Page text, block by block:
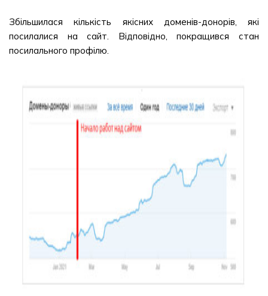
Збільшилася кількість якісних доменів-донорів, які
посилалися на сайт. Відповідно, покращився стан
посилального профілю.